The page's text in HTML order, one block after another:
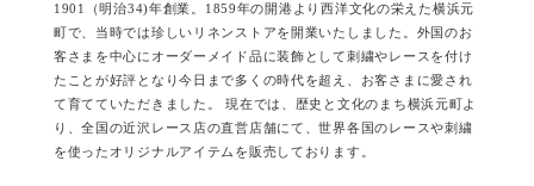
1901（明治34)年創業。1859年の開港より西洋文化の栄えた横浜元
町で、当時では珍しいリネンストアを開業いたしました。外国のお
客さまを中心にオーダーメイド品に装飾として刺繍やレースを付け
たことが好評となり今日まで多くの時代を超え、お客さまに愛され
て育てていただきました。 現在では、歴史と文化のまち横浜元町よ
り、全国の近沢レース店の直営店舗にて、世界各国のレースや刺繍
を使ったオリジナルアイテムを販売しております。